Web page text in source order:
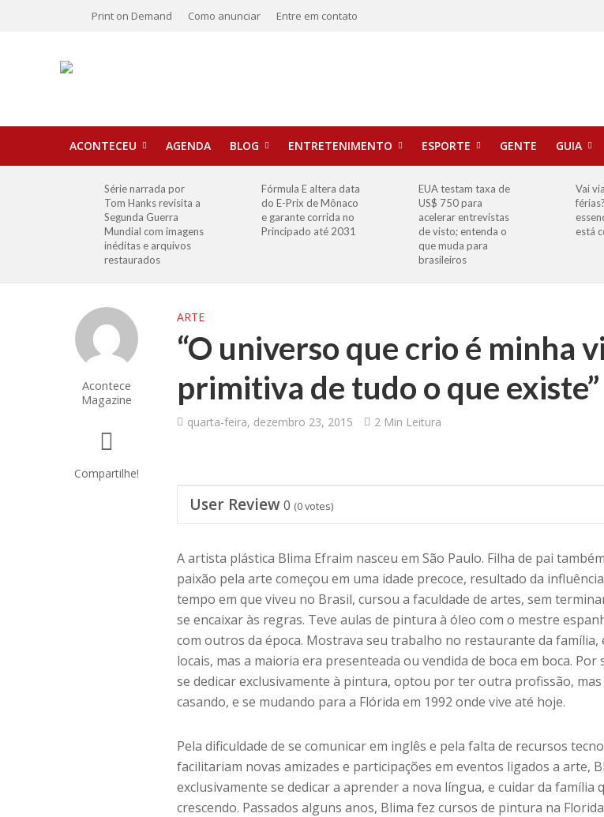
Print on Demand Como anunciar Entre em contato
ACONTECEU AGENDA BLOG ENTRETENIMENTO ESPORTE GENTE GUIA
Série narrada por
Tom Hanks revisita a
Segunda Guerra
Mundial com imagens
inéditas e arquivos
restaurados
Fórmula E altera data
do E-Prix de Mônaco
e garante corrida no
Principado até 2031
EUA testam taxa de
US$ 750 para
acelerar entrevistas
de visto; entenda o
que muda para
brasileiros
Vai
está
Acontece
Magazine
Compartilhe!
ARTE
“O universo que crio é minha
primitiva de tudo o que existe”
quarta-feira, dezembro 23, 2015 2 Min Leitura
User Review0 (0votes)
A artista plástica Blima Efraim nasceu em São Paulo. Filha de pai
paixão pela arte começou em uma idade precoce, resultado da
tempo em que viveu no Brasil, cursou a faculdade de artes, sem
se encaixar às regras. Teve aulas de pintura à óleo com o mestre
com outros da época. Mostrava seu trabalho no restaurante da família,
locais, mas a maioria era presenteada ou vendida de boca em boca.
se dedicar exclusivamente à pintura, optou por ter outra profissão,
casando, e se mudando para a Flórida em 1992 onde vive até hoje.
Pela dificuldade de se comunicar em inglês e pela falta de recursos
facilitariam novas amizades e participações em eventos ligados a arte,
exclusivamente se dedicar a aprender a nova língua, e cuidar da família
crescendo. Passados alguns anos, Blima fez cursos de pintura na